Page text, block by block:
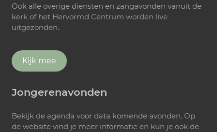
Ook alle overige diensten en zangavonden vanuit de
kerk of het Hervormd Centrum worden live
uitgezonden.
Kijk mee
Jongerenavonden
Bekijk de agenda voor data komende avonden. Op
de website vind je meer informatie en kun je ook de